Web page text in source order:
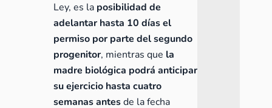
Ley, es la posibilidad de
adelantar hasta 10 días el
permiso por parte del segundo
progenitor, mientras que la
madre biológica podrá anticipar
su ejercicio hasta cuatro
semanas antesde la fecha